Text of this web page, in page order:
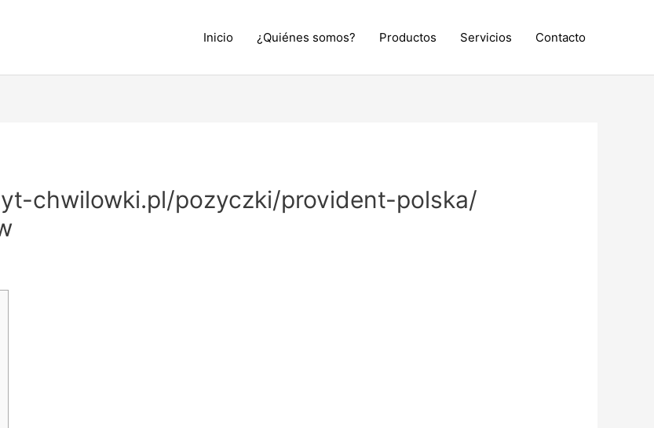
Inicio ¿Quiénes somos? Productos Servicios Contacto
chwilowki.pl/pozyczki/provident-polska/